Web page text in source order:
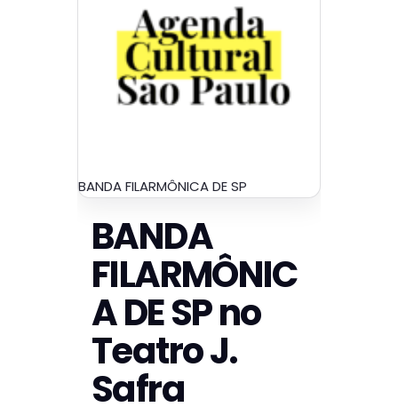
BANDA FILARMÔNICA DE SP
BANDA
FILARMÔNIC
A DE SP no
Teatro J.
Safra